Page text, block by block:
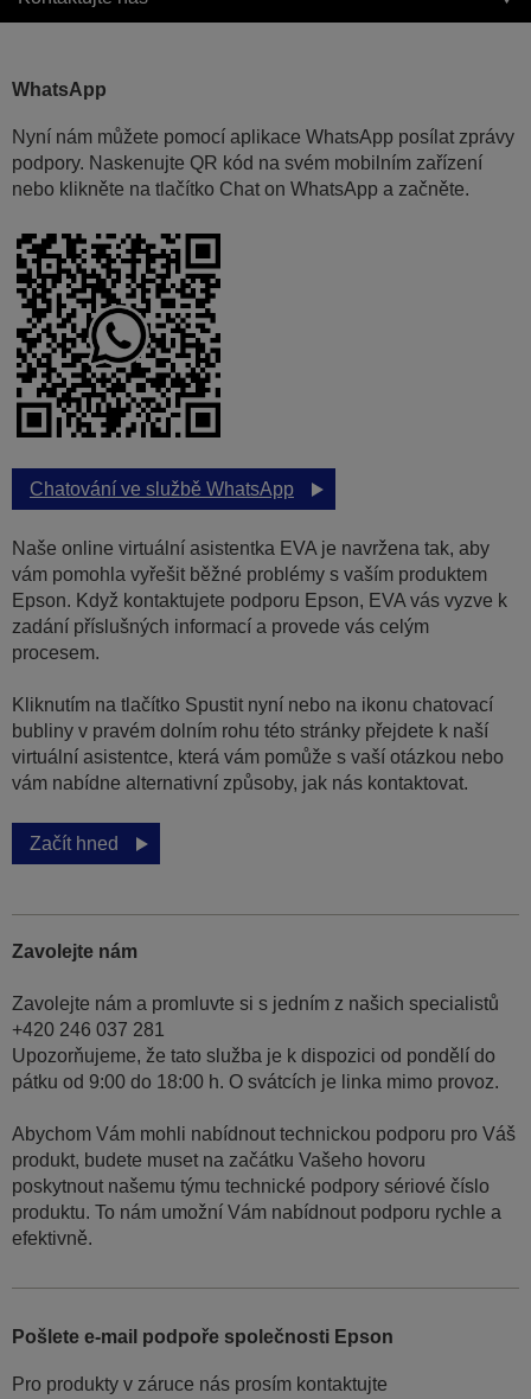
WhatsApp
Nyní nám můžete pomocí aplikace WhatsApp posílat zprávy
podpory. Naskenujte QR kód na svém mobilním zařízení
nebo klikněte na tlačítko Chat on WhatsApp a začněte.
Chatování ve službě WhatsApp
Naše online virtuální asistentka EVA je navržena tak, aby
vám pomohla vyřešit běžné problémy s vaším produktem
Epson. Když kontaktujete podporu Epson, EVA vás vyzve k
zadání příslušných informací a provede vás celým
procesem.
Kliknutím na tlačítko Spustit nyní nebo na ikonu chatovací
bubliny v pravém dolním rohu této stránky přejdete k naší
virtuální asistentce, která vám pomůže s vaší otázkou nebo
vám nabídne alternativní způsoby, jak nás kontaktovat.
Začít hned
Zavolejte nám
Zavolejte nám a promluvte si s jedním z našich specialistů
+420 246 037 281
Upozorňujeme, že tato služba je k dispozici od pondělí do
pátku od 9:00 do 18:00 h. O svátcích je linka mimo provoz.
Abychom Vám mohli nabídnout technickou podporu pro Váš
produkt, budete muset na začátku Vašeho hovoru
poskytnout našemu týmu technické podpory sériové číslo
produktu. To nám umožní Vám nabídnout podporu rychle a
efektivně.
Pošlete e-mail podpoře společnosti Epson
Pro produkty v záruce nás prosím kontaktujte